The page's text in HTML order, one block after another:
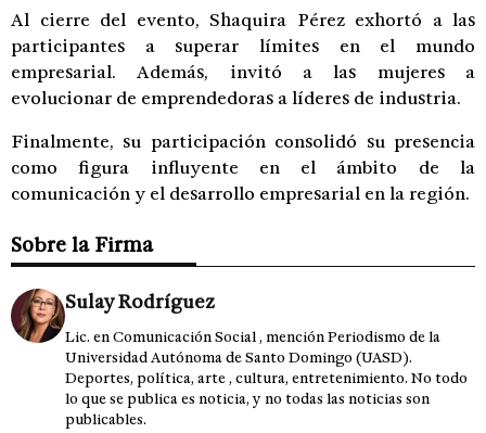
Al cierre del evento, Shaquira Pérez exhortó a las
participantes a superar límites en el mundo
empresarial. Además, invitó a las mujeres a
evolucionar de emprendedoras a líderes de industria.
Finalmente, su participación consolidó su presencia
como figura influyente en el ámbito de la
comunicación y el desarrollo empresarial en la región.
Sobre la Firma
Sulay Rodríguez
Lic. en Comunicación Social , mención Periodismo de la
Universidad Autónoma de Santo Domingo (UASD).
Deportes, política, arte , cultura, entretenimiento. No todo
lo que se publica es noticia, y no todas las noticias son
publicables.